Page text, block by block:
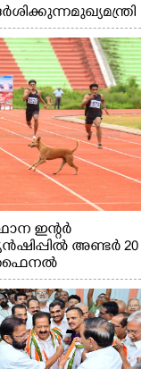
മുഖ്യമന്ത്രി
സമീപം
ഇന്റർ
അണ്ടർ 20
ഫൈനൽ
കുറുകെ ഓടുന്ന